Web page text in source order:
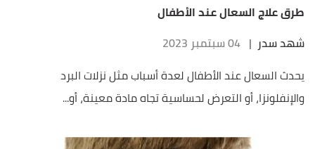
طرق علاج السعال عند الأطفال
شهد سدر | 04 سبتمبر 2023
يحدث السعال عند الأطفال لعدة أسباب مثل نزلات البرد
والإنفلونزا، أو التعرض لحساسية تجاه مادة معينة، أو...